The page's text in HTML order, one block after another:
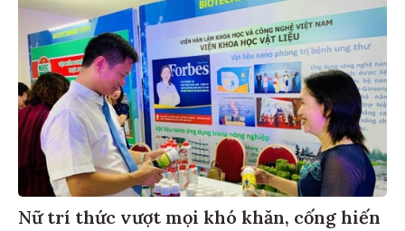
Nữ trí thức vượt mọi khó khăn, cống hiến